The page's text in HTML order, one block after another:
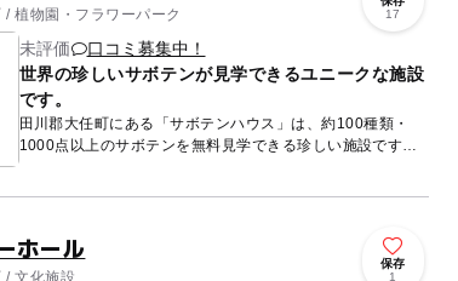
植物園・フラワーパーク
17
未評価
口コミ募集中！
世界の珍しいサボテンが見学できるユニークな施設
です。
田川郡大任町にある「サボテンハウス」は、約100種類・
1000点以上のサボテンを無料見学できる珍しい施設です。
また、広々した施設の中には、世界各地の様々なサボテンや
ホール
/ 文化施設
保存
1